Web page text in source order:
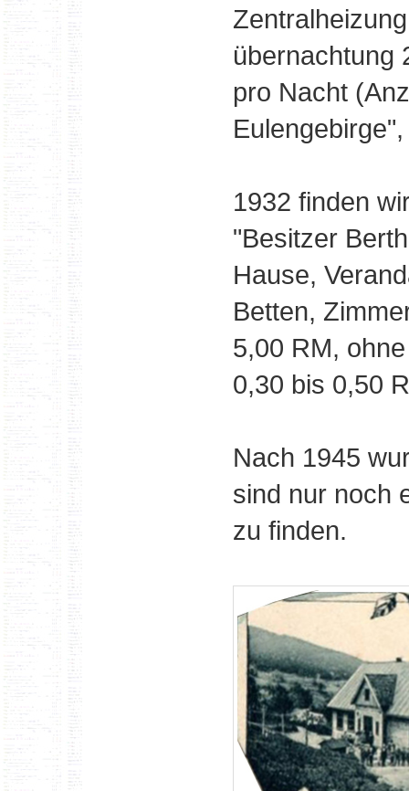
übernachtung
pro Nacht
1932 finden
"Besitzer
Hause,
Betten,
5,00 RM,
0,30 bis 0,50
Nach 1945
sind nur noch
zu finden.